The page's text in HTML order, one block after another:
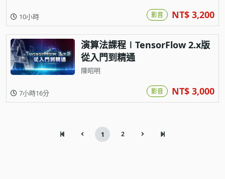
10小時 影音 NT$ 3,200
演算法課程∣TensorFlow 2.x版
從入門到精通
陳昭明
7小時16分 影音 NT$ 3,000
1 2